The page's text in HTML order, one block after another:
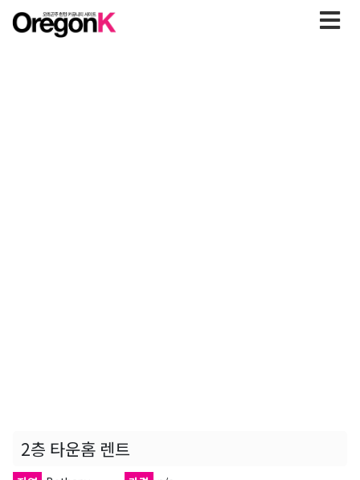
2층 타운홈 렌트